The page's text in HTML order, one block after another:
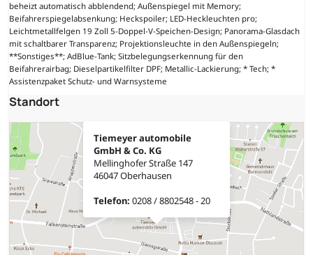
beheizt automatisch abblendend; Außenspiegel mit Memory;
Beifahrerspiegelabsenkung; Heckspoiler; LED-Heckleuchten pro;
Leichtmetallfelgen 19 Zoll 5-Doppel-V-Speichen-Design; Panorama-Glasdach
mit schaltbarer Transparenz; Projektionsleuchte in den Außenspiegeln;
**Sonstiges**; AdBlue-Tank; Sitzbelegungserkennung für den
Beifahrerairbag; Dieselpartikelfilter DPF; Metallic-Lackierung; * Tech; *
Assistenzpaket Schutz- und Warnsysteme
Standort
Tiemeyer automobile
GmbH & Co. KG
Mellinghofer Straße 147
46047 Oberhausen
Telefon: 0208 / 8802548 - 20